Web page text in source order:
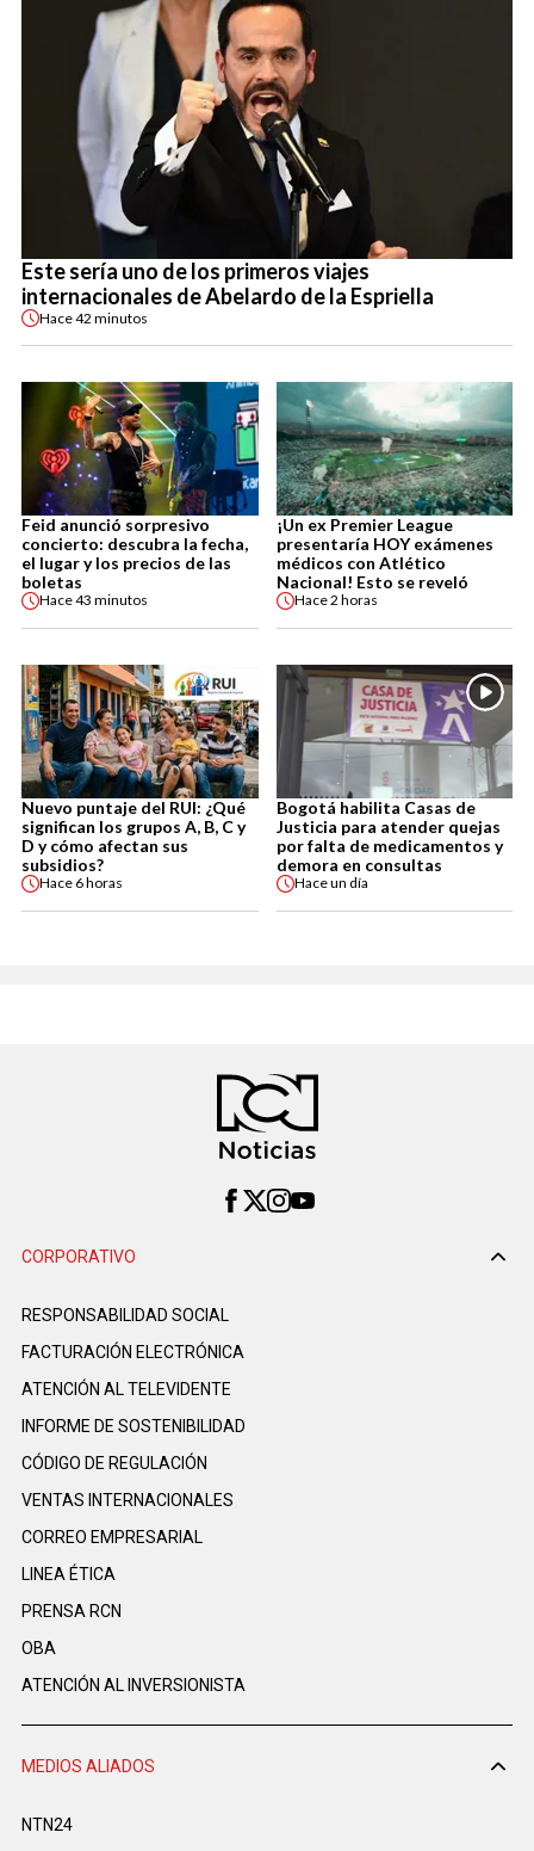
Este sería uno de los primeros viajes
internacionales de Abelardo de la Espriella
Hace42 minutos
Feid anunció sorpresivo
concierto: descubra la fecha,
el lugar y los precios de las
boletas
Hace43 minutos
¡Un ex Premier League
presentaría HOY exámenes
médicos con Atlético
Nacional! Esto se reveló
Hace2 horas
Nuevo puntaje del RUI: ¿Qué
significan los grupos A, B, C y
D y cómo afectan sus
subsidios?
Hace 6 horas
Bogotá habilita Casas de
Justicia para atender quejas
por falta de medicamentos y
demora en consultas
Haceun día
CORPORATIVO
RESPONSABILIDAD SOCIAL
FACTURACIÓN ELECTRÓNICA
ATENCIÓN AL TELEVIDENTE
INFORME DE SOSTENIBILIDAD
CÓDIGO DE REGULACIÓN
VENTAS INTERNACIONALES
CORREO EMPRESARIAL
LINEA ÉTICA
PRENSA RCN
OBA
ATENCIÓN AL INVERSIONISTA
MEDIOS ALIADOS
NTN24